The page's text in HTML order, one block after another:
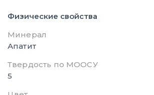
Физические свойства
Минерал
Апатит
Твердость по МООСУ
5